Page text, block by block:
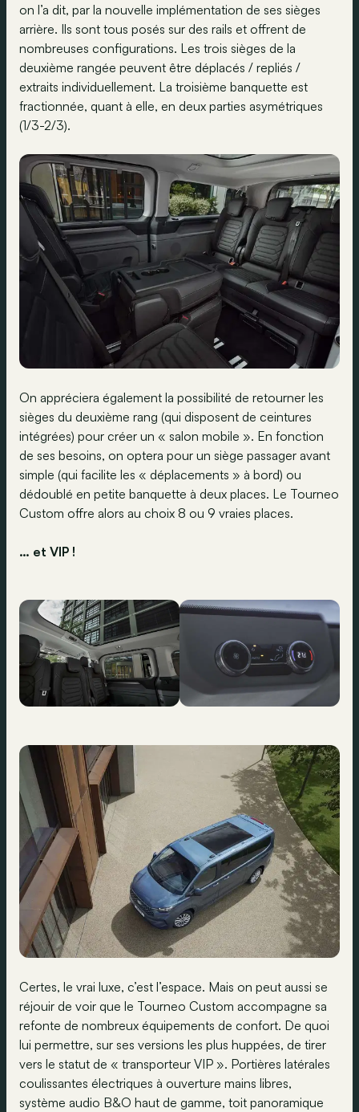
on l’a dit, par la nouvelle implémentation de ses sièges
arrière. Ils sont tous posés sur des rails et offrent de
nombreuses configurations. Les trois sièges de la
deuxième rangée peuvent être déplacés / repliés /
extraits individuellement. La troisième banquette est
fractionnée, quant à elle, en deux parties asymétriques
(1/3-2/3).
On appréciera également la possibilité de retourner les
sièges du deuxième rang (qui disposent de ceintures
intégrées) pour créer un « salon mobile ». En fonction
de ses besoins, on optera pour un siège passager avant
simple (qui facilite les « déplacements » à bord) ou
dédoublé en petite banquette à deux places. Le Tourneo
Custom offre alors au choix 8 ou 9 vraies places.
… et VIP !
Certes, le vrai luxe, c’est l’espace. Mais on peut aussi se
réjouir de voir que le Tourneo Custom accompagne sa
refonte de nombreux équipements de confort. De quoi
lui permettre, sur ses versions les plus huppées, de tirer
vers le statut de « transporteur VIP ». Portières latérales
coulissantes électriques à ouverture mains libres,
système audio B&O haut de gamme, toit panoramique